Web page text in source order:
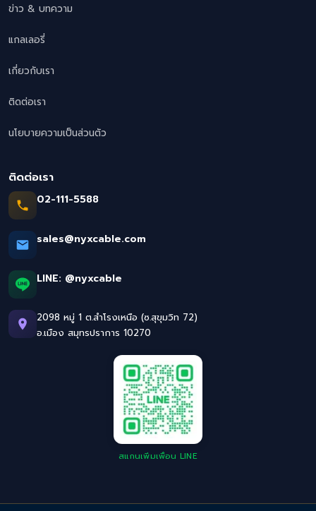
ข่าว & บทความ
แกลเลอรี่
เกี่ยวกับเรา
ติดต่อเรา
นโยบายความเป็นส่วนตัว
ติดต่อเรา
02-111-5588
sales@nyxcable.com
LINE: @nyxcable
2098 หมู่ 1 ต.สำโรงเหนือ (ซ.สุขุมวิท 72)
อ.เมือง สมุทรปราการ 10270
สแกนเพิ่มเพื่อน LINE